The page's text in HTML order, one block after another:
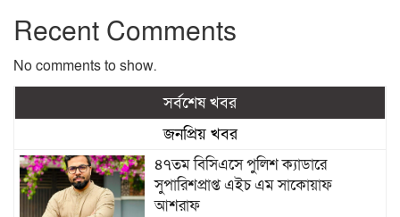
Recent Comments
No comments to show.
সর্বশেষ খবর
জনপ্রিয় খবর
৪৭তম বিসিএসে পুলিশ ক্যাডারে
সুপারিশপ্রাপ্ত এইচ এম সাকোয়াফ
আশরাফ